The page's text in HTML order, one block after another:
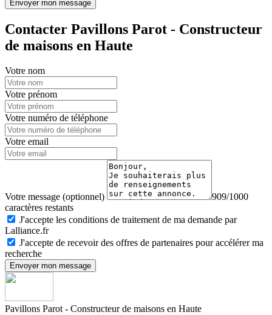
Envoyer mon message
Contacter Pavillons Parot - Constructeur
de maisons en Haute
Votre nom
Votre prénom
Votre numéro de téléphone
Votre email
Votre message (optionnel)
909/1000
caractères restants
J'accepte les conditions de traitement de ma demande par
Lalliance.fr
J'accepte de recevoir des offres de partenaires pour accélérer ma
recherche
Envoyer mon message
Pavillons Parot - Constructeur de maisons en Haute